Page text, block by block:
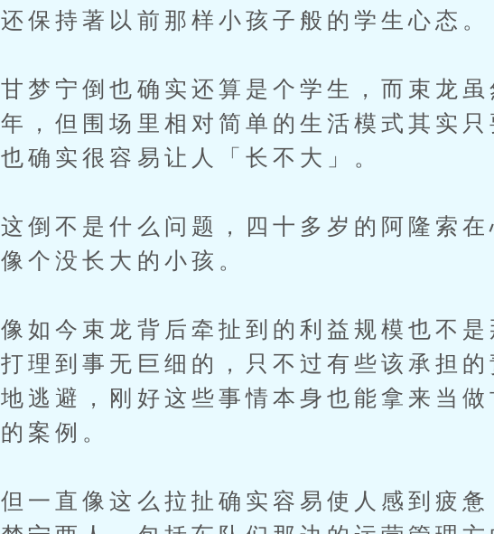
还保持著以前那样小孩子般的学生心态。
甘梦宁倒也确实还算是个学生，而束龙
年，但围场里相对简单的生活模式其实
也确实很容易让人「长不大」。
这倒不是什么问题，四十多岁的阿隆索
像个没长大的小孩。
像如今束龙背后牵扯到的利益规模也不
打理到事无巨细的，只不过有些该承担
地逃避，刚好这些事情本身也能拿来当
的案例。
但一直像这么拉扯确实容易使人感到疲